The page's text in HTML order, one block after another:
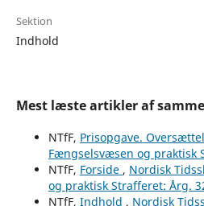
Sektion
Indhold
Mest læste artikler af
NTfF, Prisopgave.
Fængselsvæsen og praktisk
NTfF, Forside , Nordisk
og praktisk Strafferet: Årg.
NTfF, Indhold , Nordisk